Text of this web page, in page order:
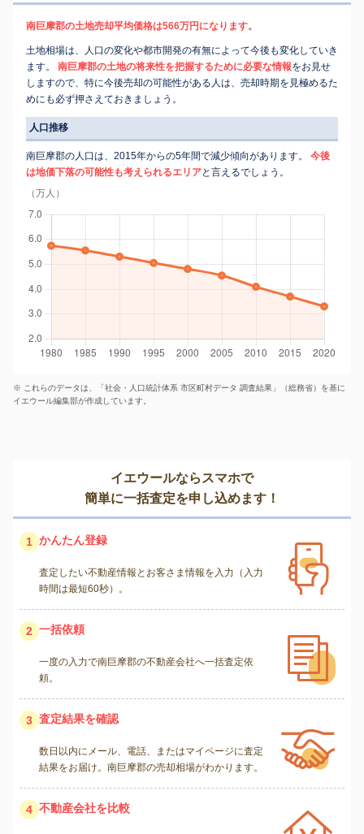
南巨摩郡の土地売却平均価格は566万円になります。
土地相場は、人口の変化や都市開発の有無によって今後も変化していき
ます。
南巨摩郡の土地の将来性を把握するために必要な情報をお見せ
しますので、特に今後売却の可能性がある人は、売却時期を見極めるた
めにも必ず押さえておきましょう。
人口推移
南巨摩郡の人口は、2015年からの5年間で減少傾向があります。
今後
は地価下落の可能性も考えられるエリアと言えるでしょう。
（万人）
※ これらのデータは、「社会・人口統計体系 市区町村データ 調査結果」（総務省）を基に
イエウール編集部が作成しています。
イエウールならスマホで
簡単に一括査定を申し込めます！
1 かんたん登録
査定したい不動産情報とお客さま情報を入力（入力
時間は最短60秒）。
2 一括依頼
一度の入力で南巨摩郡の不動産会社へ一括査定依
頼。
3 査定結果を確認
数日以内にメール、電話、またはマイページに査定
結果をお届け。南巨摩郡の売却相場がわかります。
4 不動産会社を比較